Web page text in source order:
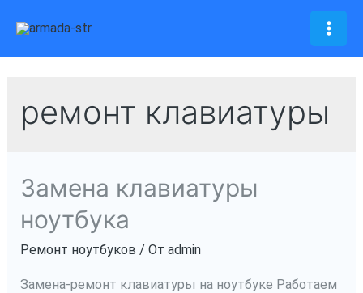
содержимому
ремонт клавиатуры
Замена клавиатуры
ноутбука
Ремонт ноутбуков / От admin
Замена-ремонт клавиатуры на ноутбуке Работаем